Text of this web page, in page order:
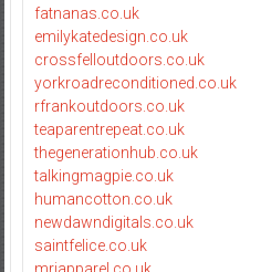
fatnanas.co.uk
emilykatedesign.co.uk
crossfelloutdoors.co.uk
yorkroadreconditioned.co.uk
rfrankoutdoors.co.uk
teaparentrepeat.co.uk
thegenerationhub.co.uk
talkingmagpie.co.uk
humancotton.co.uk
newdawndigitals.co.uk
saintfelice.co.uk